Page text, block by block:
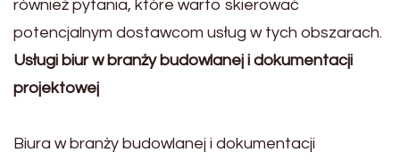
również pytania, które warto skierować
potencjalnym dostawcom usług w tych obszarach.
Usługi biur w branży budowlanej i dokumentacji
projektowej
Biura w branży budowlanej i dokumentacji